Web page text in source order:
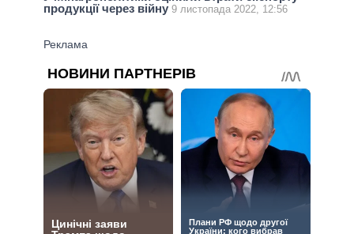
продукції через війну 9 листопада 2022, 12:56